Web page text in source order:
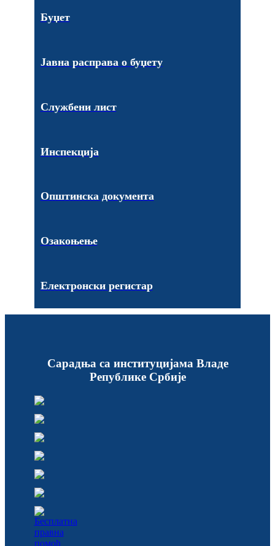
Буџет
Јавна расправа о буџету
Службени лист
Инспекција
Општинска документа
Озакоњење
Електронски регистар
Сарадња са институцијама Владе
Републике Србије